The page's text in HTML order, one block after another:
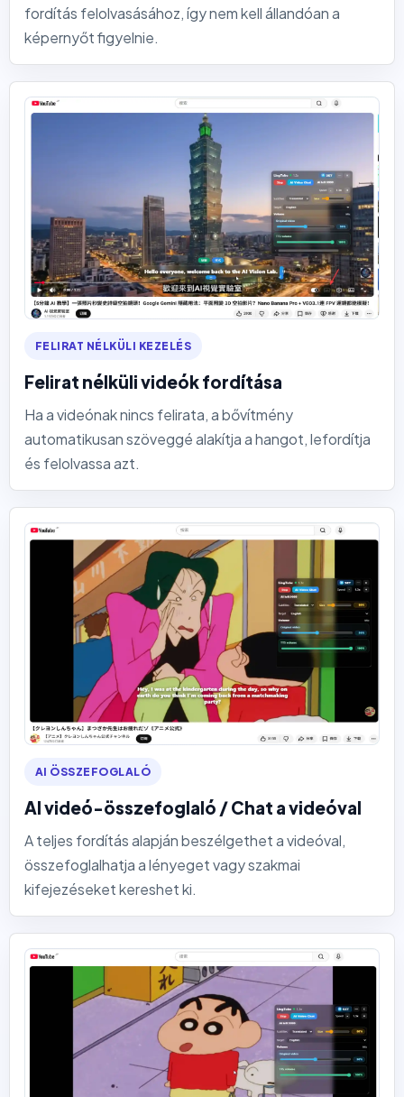
fordítás felolvasásához, így nem kell állandóan a
képernyőt figyelnie.
FELIRAT NÉLKÜLI KEZELÉS
Felirat nélküli videók fordítása
Ha a videónak nincs felirata, a bővítmény
automatikusan szöveggé alakítja a hangot, lefordítja
és felolvassa azt.
AI ÖSSZEFOGLALÓ
AI videó-összefoglaló / Chat a videóval
A teljes fordítás alapján beszélgethet a videóval,
összefoglalhatja a lényeget vagy szakmai
kifejezéseket kereshet ki.